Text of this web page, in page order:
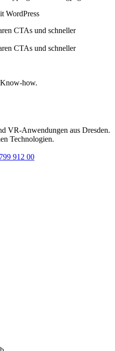
WordPress
Know-how.
VR-Anwendungen aus Dresden.
Technologien.
912 00